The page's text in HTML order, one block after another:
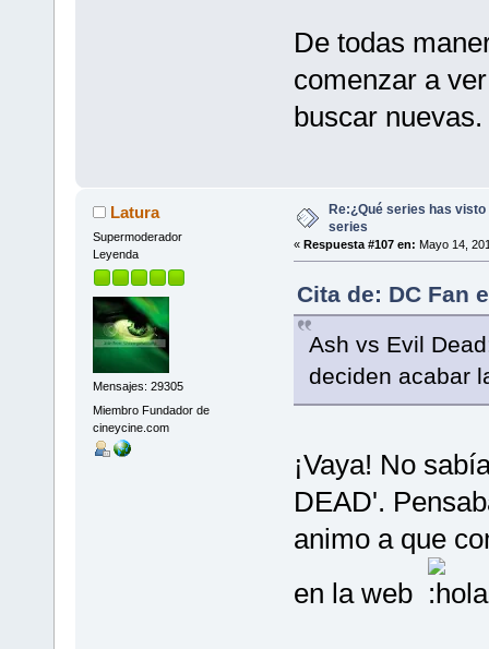
De todas
comenzar a
buscar nuevas.
Latura
Supermoderador
Leyenda
Mensajes: 29305
Miembro Fundador de
cineycine.com
Re:¿Qué series has
series
« Respuesta #107 en: Mayo 14,
Cita de: DC Fan
Ash vs Evil
deciden acabar
¡Vaya! No
DEAD'.
animo a que
en la web